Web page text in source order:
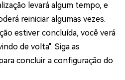
levará algum tempo, e
reiniciar algumas vezes.
estiver concluída, você verá
de volta". Siga as
concluir a configuração do